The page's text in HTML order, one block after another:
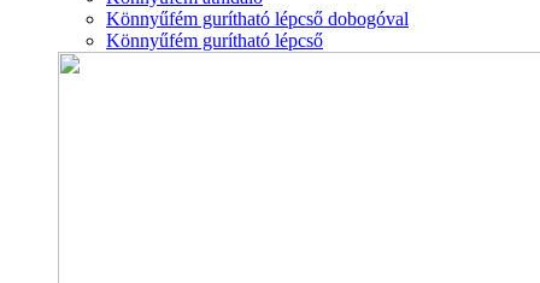
Könnyűfém gurítható lépcső dobogóval
Könnyűfém gurítható lépcső